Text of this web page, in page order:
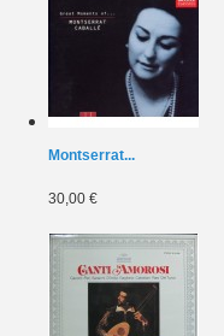
Montserrat...
30,00 €